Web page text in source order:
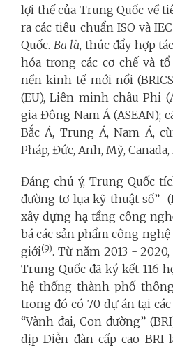
lợi thế của Trung Quốc về
ra các tiêu chuẩn ISO và
Quốc. Ba là, thúc đẩy hợp
hóa trong các cơ chế và
nền kinh tế mới nổi
(EU), Liên minh châu Phi
gia Đông Nam Á (ASEAN);
Bắc Á, Trung Á, Nam Á,
Pháp, Đức, Anh, Mỹ,
Đáng chú ý, Trung Quốc
đường tơ lụa kỹ thuật số”
xây dựng hạ tầng công
bá các sản phẩm công
giới(9). Từ năm 2013 -
Trung Quốc đã ký kết 116
hệ thống thành phố
trong đó có 70 dự án tại
“Vành đai, Con đường”
dịp Diễn đàn cấp cao BRI